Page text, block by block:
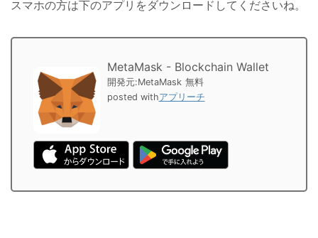
スマホの方は下のアプリをダウンロードしてくださいね。
MetaMask - Blockchain Wallet
開発元:MetaMask 無料
posted withアプリーチ